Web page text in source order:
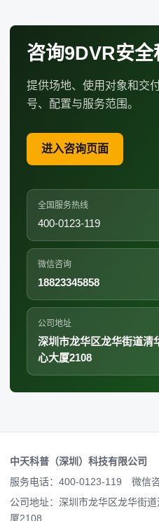
咨询9DVR安
提供场地、使用对象和交
号、配置与服务范围。
进入咨询页面
全国服务热线
400-0123-119
微信咨询
18823345858
公司地址
深圳市龙华区龙华街道清
心大厦2108
中天科普（深圳）科技有限公司
服务电话： 400-0123-119 微信
公司地址：深圳市龙华区龙华街
厦2108